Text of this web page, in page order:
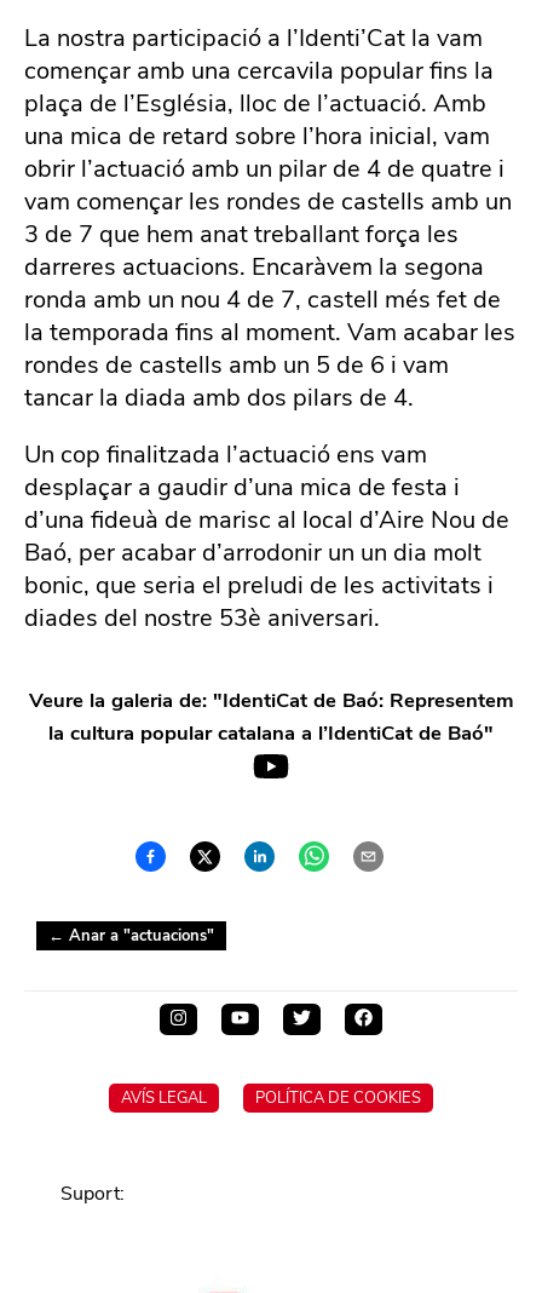
La nostra participació a l’Identi’Cat la vam
començar amb una cercavila popular fins la
plaça de l’Església, lloc de l’actuació. Amb
una mica de retard sobre l’hora inicial, vam
obrir l’actuació amb un pilar de 4 de quatre i
vam començar les rondes de castells amb un
3 de 7 que hem anat treballant força les
darreres actuacions. Encaràvem la segona
ronda amb un nou 4 de 7, castell més fet de
la temporada fins al moment. Vam acabar les
rondes de castells amb un 5 de 6 i vam
tancar la diada amb dos pilars de 4.
Un cop finalitzada l’actuació ens vam
desplaçar a gaudir d’una mica de festa i
d’una fideuà de marisc al local d’Aire Nou de
Baó, per acabar d’arrodonir un un dia molt
bonic, que seria el preludi de les activitats i
diades del nostre 53è aniversari.
Veure la galeria de: "IdentiCat de Baó: Representem
la cultura popular catalana a l’IdentiCat de Baó"
← Anar a "actuacions"
AVÍS LEGAL POLÍTICA DE COOKIES
Suport: